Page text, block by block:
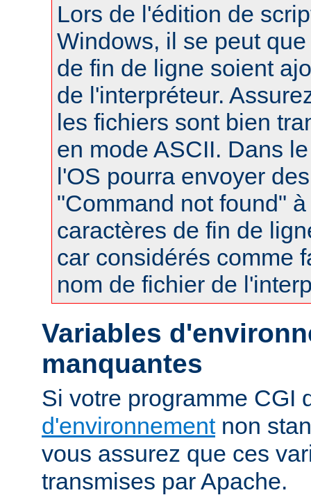
Lors de l'édition de
Windows, il se peut
de fin de ligne soient
de l'interpréteur.
les fichiers sont bien
en mode ASCII. Dans
l'OS pourra envoyer
"Command not found"
caractères de fin de
car considérés comme
nom de fichier de
Variables
manquantes
Si votre programme CGI
d'environnementnon
vous assurez que ces
transmises par Apache.